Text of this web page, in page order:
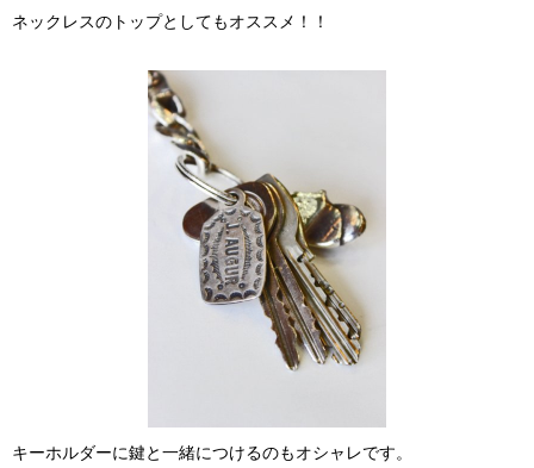
ネックレスのトップとしてもオススメ！！
キーホルダーに鍵と一緒につけるのもオシャレです。